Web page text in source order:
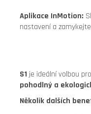
Aplikace InMotion:
nastavení a
S1 je ideální volbou
pohodlný a
Několik dalších